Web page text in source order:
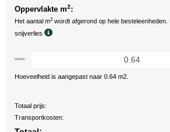
Oppervlakte m2:
Het aantal m2 wordt afgerond op hele
snijverlies
Hoeveelheid is aangepast naar 0.64 m2.
Totaal prijs:
Transportkosten: